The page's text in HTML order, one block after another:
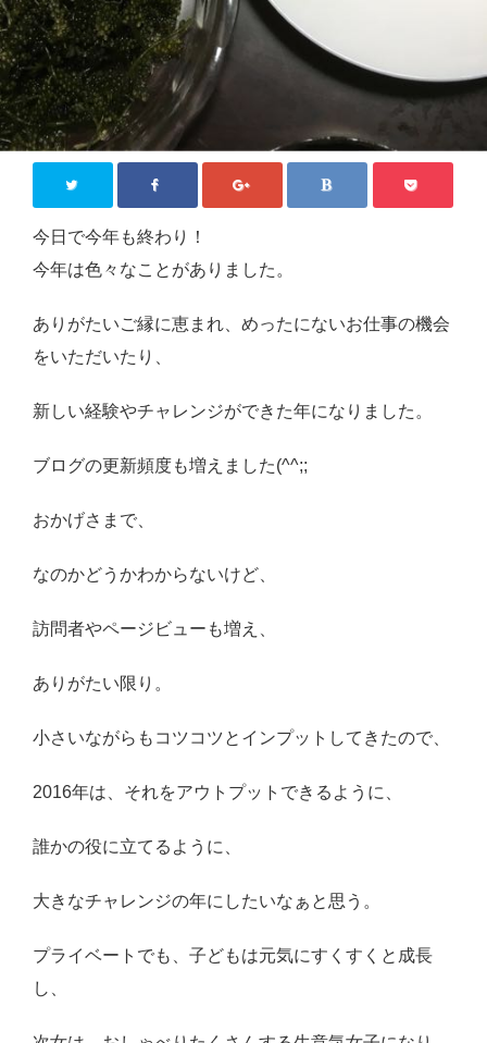
旅行
国内旅行
四国八十八か所めぐり
海外旅行
感想・レビュー
コスメ・スキンケア
今日で今年も終わり！
今年は色々なことがありました。
ありがたいご縁に恵まれ、めったにないお仕事の機会
をいただいたり、
新しい経験やチャレンジができた年になりました。
ブログの更新頻度も増えました(^^;;
おかげさまで、
なのかどうかわからないけど、
訪問者やページビューも増え、
ありがたい限り。
小さいながらもコツコツとインプットしてきたので、
2016年は、それをアウトプットできるように、
誰かの役に立てるように、
大きなチャレンジの年にしたいなぁと思う。
プライベートでも、子どもは元気にすくすくと成長
し、